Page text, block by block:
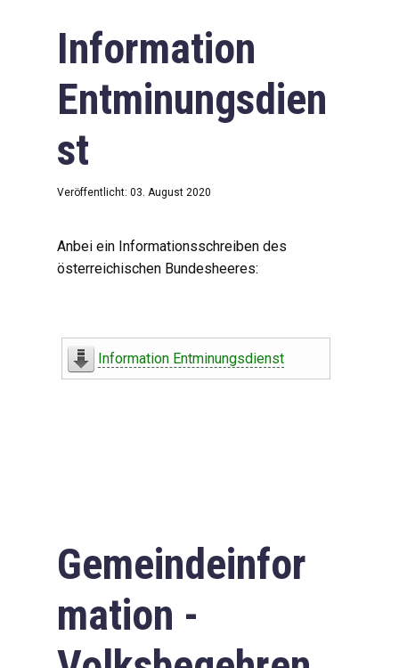
Information
Entminungsdien
st
Veröffentlicht: 03. August 2020
Anbei ein Informationsschreiben des
österreichischen Bundesheeres:
Information Entminungsdienst
Gemeindeinfor
mation -